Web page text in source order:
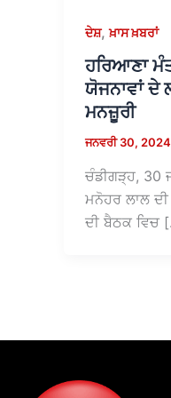
ਦੇਸ਼,ਖ਼ਾਸ ਖ਼ਬਰਾਂ
ਹਰਿਆਣਾ
ਯੋਜਨਾਵਾਂ ਦੇ
ਮਨਜ਼ੂਰੀ
ਜਨਵਰੀ 30, 2024
ਚੰਡੀਗੜ੍ਹ, 30
ਮਨੋਹਰ ਲਾਲ
ਦੀ ਬੈਠਕ ਵਿਚ